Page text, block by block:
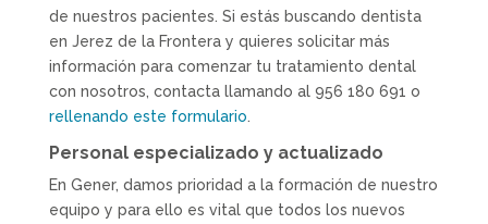
de nuestros pacientes. Si estás buscando dentista
en Jerez de la Frontera y quieres solicitar más
información para comenzar tu tratamiento dental
con nosotros, contacta llamando al 956 180 691 o
rellenando este formulario.
Personal especializado y actualizado
En Gener, damos prioridad a la formación de nuestro
equipo y para ello es vital que todos los nuevos